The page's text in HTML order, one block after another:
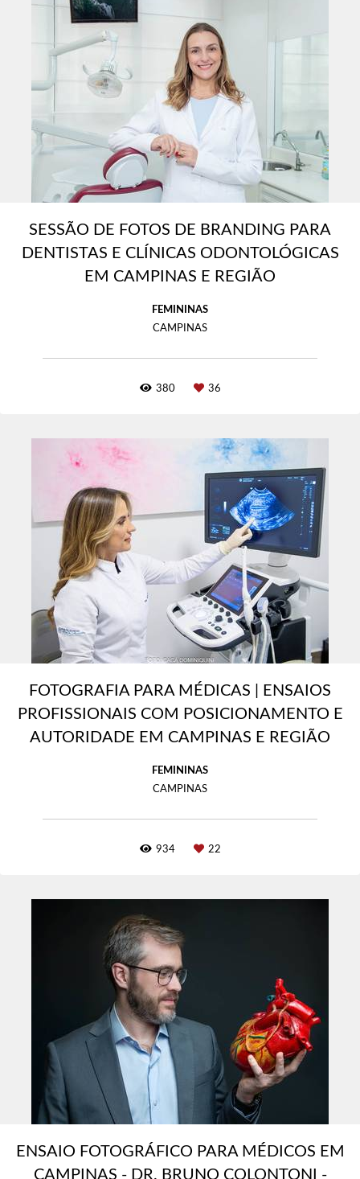
SESSÃO DE FOTOS DE BRANDING PARA
DENTISTAS E CLÍNICAS ODONTOLÓGICAS
EM CAMPINAS E REGIÃO
FEMININAS
CAMPINAS
380 36
FOTOGRAFIA PARA MÉDICAS | ENSAIOS
PROFISSIONAIS COM POSICIONAMENTO E
AUTORIDADE EM CAMPINAS E REGIÃO
FEMININAS
CAMPINAS
934 22
ENSAIO FOTOGRÁFICO PARA MÉDICOS EM
CAMPINAS - DR. BRUNO COLONTONI -